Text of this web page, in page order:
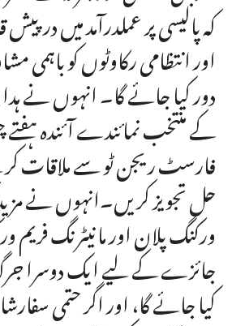
کہ پالیسی پر عملدرآمد میں درپیش
اور انتظامی رکاوٹوں کو
دور کیا جائے گا۔ انہوں نے
کے منتخب نمائندے آئندہ ہفتے
فارسٹ ریجن ٹو سے ملاقات
حل تجویز کریں۔انہوں نے
ورکنگ پلان اور مانیٹرنگ
جائزے کے لیے ایک دوسرا
کیا جائے گا، اور اگر حتمی